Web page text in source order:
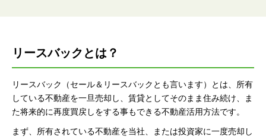
リースバックとは？
リースバック（セール＆リースバックとも言います）とは、所有
している不動産を一旦売却し、賃貸としてそのまま住み続け、ま
た将来的に再度買戻しをする事もできる不動産活用方法です。
まず、所有されている不動産を当社、または投資家に一度売却し